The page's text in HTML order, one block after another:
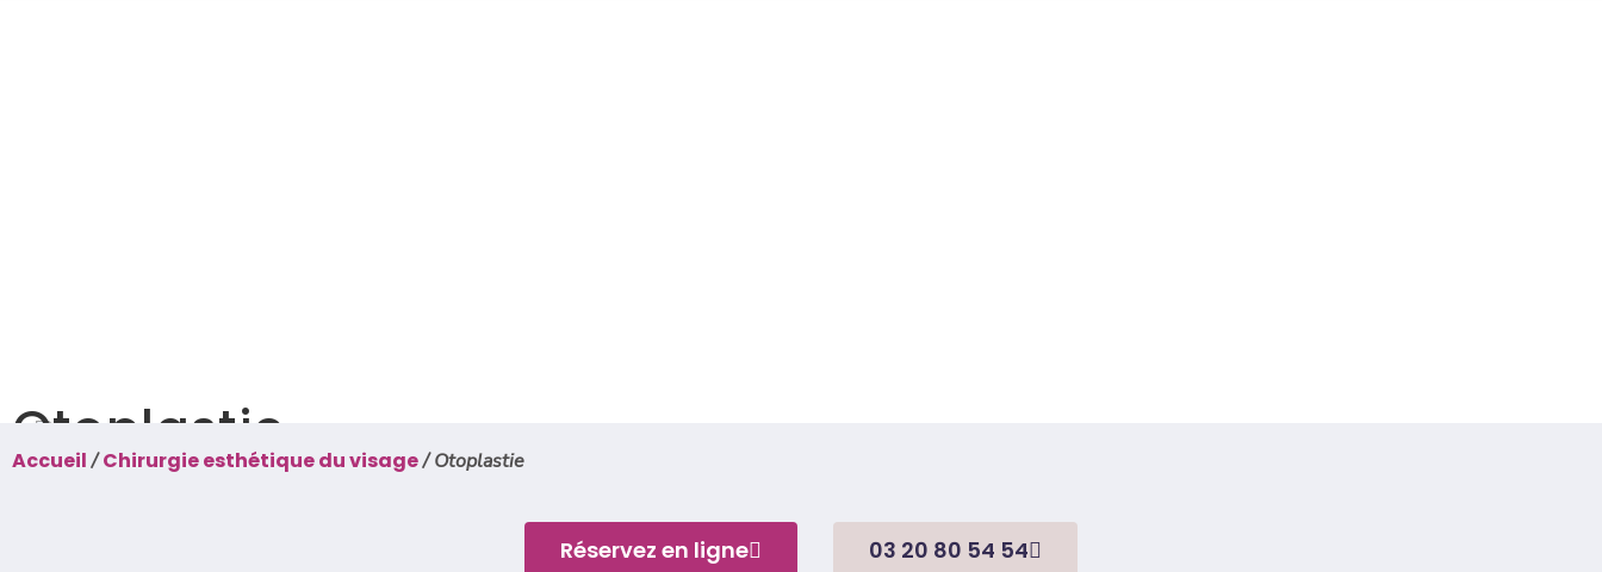
Otoplastie
Accueil/Chirurgie esthétique du visage/Otoplastie
Réservez en ligne 03 20 80 54 54